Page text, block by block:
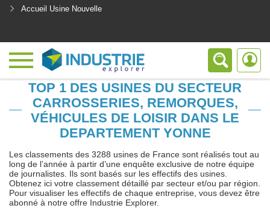
Accueil Usine Nouvelle
TOP 1 DES USINES DU SECTEUR
CARROSSERIES, REMORQUES,
VÉHICULES DE LOISIR DANS LE
DEPARTEMENT YONNE
Les classements des 3288 usines de France sont réalisés tout au
long de l’année à partir d’une enquête exclusive de notre équipe
de journalistes. Ils sont basés sur les effectifs des usines.
Obtenez ici votre classement détaillé par secteur et/ou par région.
Pour visualiser les effectifs de chaque entreprise, vous devez être
abonné à notre offre Industrie Explorer.